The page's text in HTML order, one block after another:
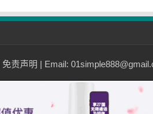
免责声明 | Email: